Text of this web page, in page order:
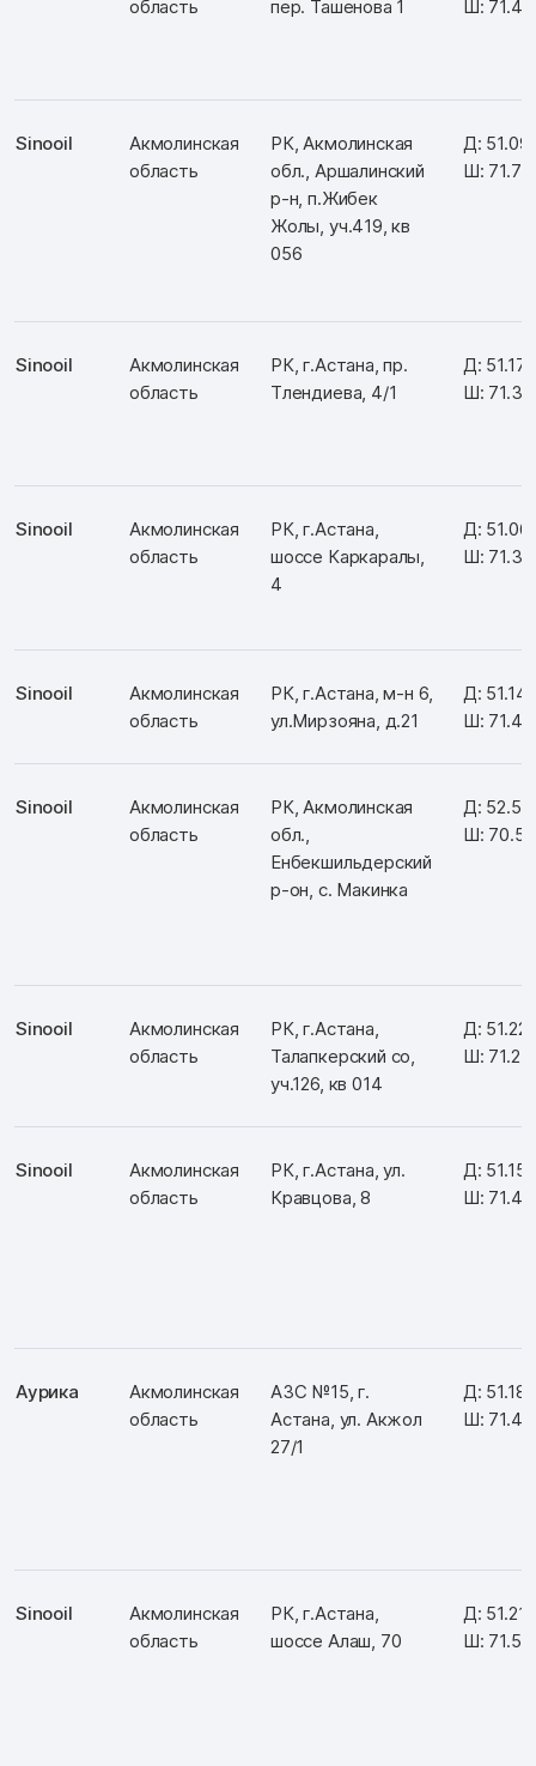
область пер. Ташенова 1 Ш:
Sinooil
Акмолинская
область
РК, Акмолинская
обл., Аршалинский
р-н, п.Жибек
Жолы, уч.419, кв
056
Д:
Ш:
Sinooil
Акмолинская
область
РК, г.Астана, пр.
Тлендиева, 4/1
Д:
Ш:
Sinooil
Акмолинская
область
РК, г.Астана,
шоссе Каркаралы,
4
Д:
Ш:
Sinooil
Акмолинская
область
РК, г.Астана, м-н 6,
ул.Мирзояна, д.21
Д:
Ш:
Sinooil
Акмолинская
область
РК, Акмолинская
обл.,
Енбекшильдерский
р-он, с. Макинка
Д:
Ш:
Sinooil
Акмолинская
область
РК, г.Астана,
Талапкерский со,
уч.126, кв 014
Д:
Ш:
Sinooil
Акмолинская
область
РК, г.Астана, ул.
Кравцова, 8
Д:
Ш:
Аурика
Акмолинская
область
АЗС №15, г.
Астана, ул. Акжол
27/1
Д:
Ш:
Sinooil
Акмолинская
область
РК, г.Астана,
шоссе Алаш, 70
Д:
Ш: